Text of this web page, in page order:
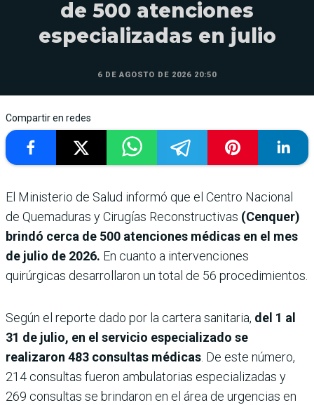
de 500 atenciones
especializadas en julio
6 DE AGOSTO DE 2026 20:50
Compartir en redes
El Ministerio de Salud informó que el Centro Nacional
de Quemaduras y Cirugías Reconstructivas (Cenquer)
brindó cerca de 500 atenciones médicas en el mes
de julio de 2026. En cuanto a intervenciones
quirúrgicas desarrollaron un total de 56 procedimientos.
Según el reporte dado por la cartera sanitaria, del 1 al
31 de julio, en el servicio especializado se
realizaron 483 consultas médicas . De este número,
214 consultas fueron ambulatorias especializadas y
269 consultas se brindaron en el área de urgencias en